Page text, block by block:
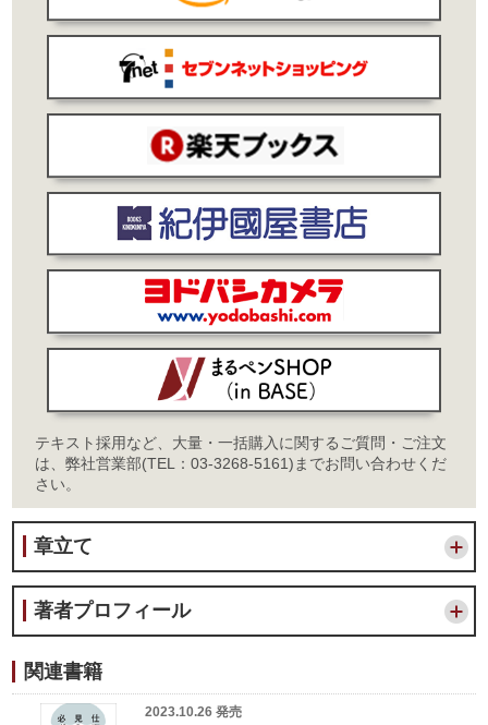
テキスト採用など、大量・一括購入に関するご質問・ご注文
は、弊社営業部(TEL：03-3268-5161)までお問い合わせくだ
さい。
章立て
著者プロフィール
関連書籍
2023.10.26 発売